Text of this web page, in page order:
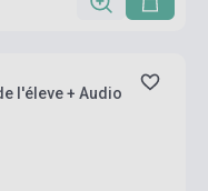
l'éleve + Audio